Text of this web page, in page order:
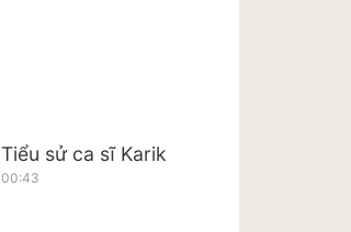
Tiểu sử ca sĩ Karik
00:43